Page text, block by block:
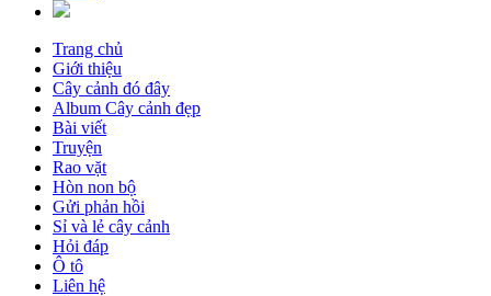
Trang chủ
Giới thiệu
Cây cảnh đó đây
Album Cây cảnh đẹp
Bài viết
Truyện
Rao vặt
Hòn non bộ
Gửi phản hồi
Sỉ và lẻ cây cảnh
Hỏi đáp
Ô tô
Liên hệ